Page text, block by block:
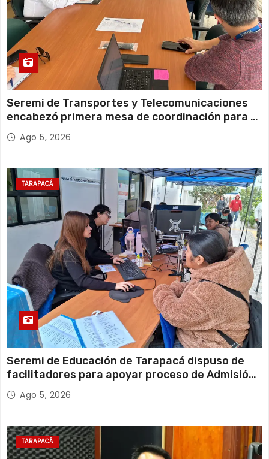
Seremi de Transportes y Telecomunicaciones
encabezó primera mesa de coordinación para el
retiro de cables en desuso en Iquique
Ago 5, 2026
TARAPACÁ
Seremi de Educación de Tarapacá dispuso de
facilitadores para apoyar proceso de Admisión
Escolar 2027
Ago 5, 2026
TARAPACÁ